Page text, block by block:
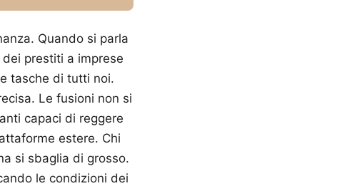
Quando si parla
prestiti a imprese
tasche di tutti noi.
Le fusioni non si
capaci di reggere
estere. Chi
si sbaglia di grosso.
le condizioni dei